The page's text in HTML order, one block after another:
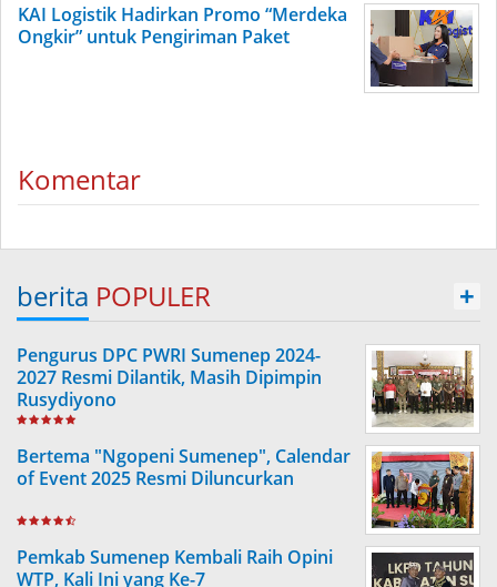
KAI Logistik Hadirkan Promo “Merdeka
Ongkir” untuk Pengiriman Paket
Komentar
berita POPULER +
Pengurus DPC PWRI Sumenep 2024-
2027 Resmi Dilantik, Masih Dipimpin
Rusydiyono
Bertema "Ngopeni Sumenep", Calendar
of Event 2025 Resmi Diluncurkan
Pemkab Sumenep Kembali Raih Opini
WTP, Kali Ini yang Ke-7